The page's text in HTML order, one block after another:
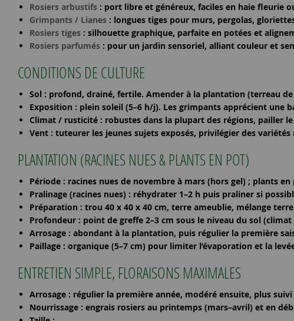
Rosiers arbustifs : port libre et généreux, faciles en haie fleurie
Grimpants / Lianes : longues tiges pour murs, pergolas,
Rosiers tiges : silhouette graphique, parfaite en potées et
Rosiers parfumés : pour un jardin sensoriel, alliant couleur et
CONDITIONS DE CULTURE
Sol : profond, drainé, fertile. Amender à la plantation (terreau
Exposition : plein soleil (5–6 h/j). Les grimpants apprécient une
Climat / rusticité : robustes dans la plupart des régions, pailler
Vent : tuteurer les jeunes sujets exposés, privilégier des
PLANTATION (RACINES NUES & PLANTS EN POT)
Période : racines nues de novembre à mars (hors gel) ; plants en
Pralinage (racines nues) : réhydrater 1–2 h puis praliner si
Préparation : trou 40 x 40 x 40 cm, terre ameublie, mélange
Profondeur : point de greffe 2–3 cm sous le niveau du sol
Arrosage : abondant à la plantation, puis régulier la première
Paillage : organique (5–7 cm) pour limiter l’évaporation et la
ENTRETIEN SIMPLE, FLORAISONS MAXIMALES
Arrosage : régulier la première année, modéré ensuite, plus
Nourrissage : engrais rosiers au printemps (mars–avril) et en